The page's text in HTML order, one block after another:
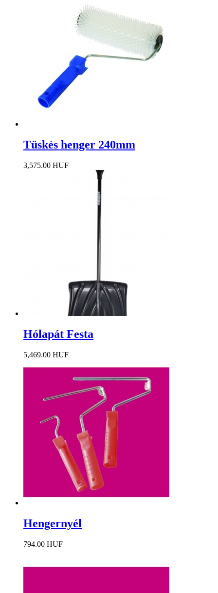
Tüskés henger 240mm
3,575.00 HUF
Hólapát Festa
5,469.00 HUF
Hengernyél
794.00 HUF